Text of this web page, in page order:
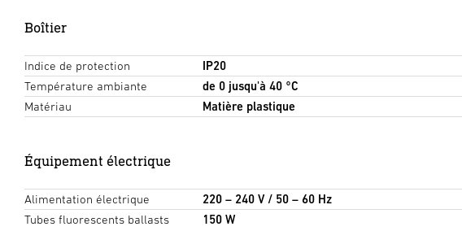
Boîtier
Indice de protection
IP20
Température ambiante
de 0 jusqu'à 40 °C
Matériau
Matière plastique
Équipement électrique
Alimentation électrique
220 – 240 V / 50 – 60 Hz
Tubes fluorescents ballasts
150 W